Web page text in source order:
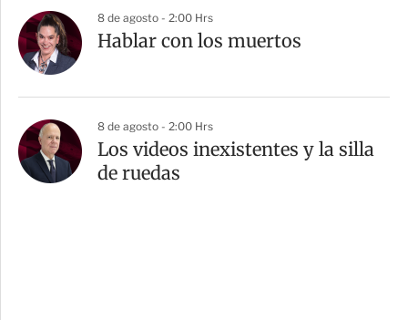
8 de agosto - 2:00 Hrs
Hablar con los muertos
8 de agosto - 2:00 Hrs
Los videos inexistentes y la silla
de ruedas